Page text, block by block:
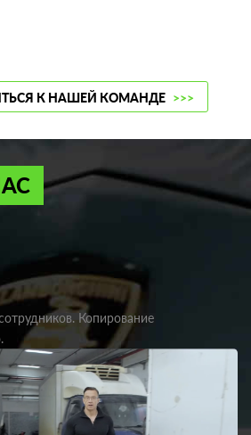
К НАШЕЙ КОМАНДЕ >>>
Копирование